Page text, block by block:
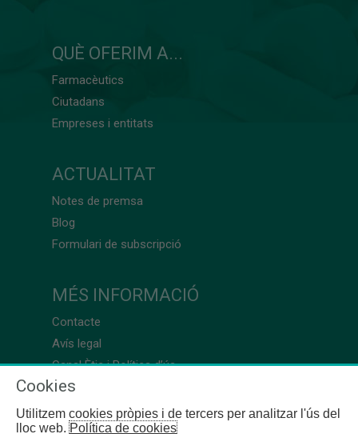
QUÈ OFERIM A...
Farmacèutics
Ciutadans
Empreses i entitats
ACTUALITAT
Notes de premsa
Blog
Formulari de subscripció
MÉS INFORMACIÓ
Contacte
Avís legal
Canal Ètic i Política d’ús
Cookies
Utilitzem cookies pròpies i de tercers per analitzar l'ús del
lloc web.Política de cookies